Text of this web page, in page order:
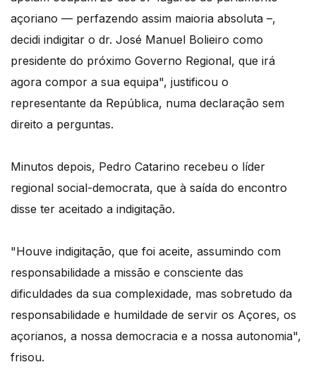
açoriano — perfazendo assim maioria absoluta –,
decidi indigitar o dr. José Manuel Bolieiro como
presidente do próximo Governo Regional, que irá
agora compor a sua equipa", justificou o
representante da República, numa declaração sem
direito a perguntas.
Minutos depois, Pedro Catarino recebeu o líder
regional social-democrata, que à saída do encontro
disse ter aceitado a indigitação.
"Houve indigitação, que foi aceite, assumindo com
responsabilidade a missão e consciente das
dificuldades da sua complexidade, mas sobretudo da
responsabilidade e humildade de servir os Açores, os
açorianos, a nossa democracia e a nossa autonomia",
frisou.